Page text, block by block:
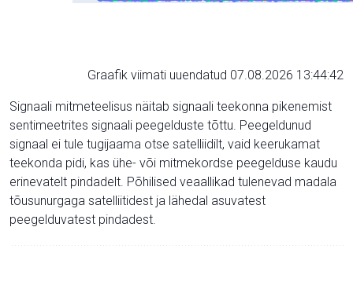
Graafik viimati uuendatud 07.08.2026 13:44:42
Signaali mitmeteelisus näitab signaali teekonna pikenemist
sentimeetrites signaali peegelduste tõttu. Peegeldunud
signaal ei tule tugijaama otse satelliidilt, vaid keerukamat
teekonda pidi, kas ühe- või mitmekordse peegelduse kaudu
erinevatelt pindadelt. Põhilised veaallikad tulenevad madala
tõusunurgaga satelliitidest ja lähedal asuvatest
peegelduvatest pindadest.